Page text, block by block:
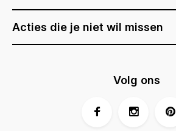
Acties die je niet wil missen
Volg ons